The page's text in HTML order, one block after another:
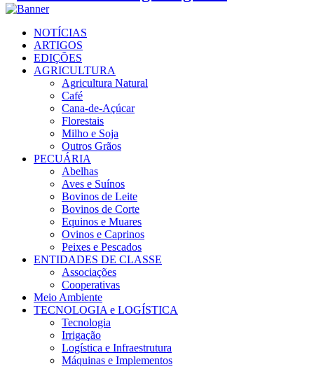
NOTÍCIAS
ARTIGOS
EDIÇÕES
AGRICULTURA
Agricultura Natural
Café
Cana-de-Açúcar
Florestais
Milho e Soja
Outros Grãos
PECUÁRIA
Abelhas
Aves e Suínos
Bovinos de Leite
Bovinos de Corte
Equinos e Muares
Ovinos e Caprinos
Peixes e Pescados
ENTIDADES DE CLASSE
Associações
Cooperativas
Meio Ambiente
TECNOLOGIA e LOGÍSTICA
Tecnologia
Irrigação
Logística e Infraestrutura
Máquinas e Implementos